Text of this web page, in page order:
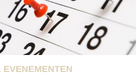
EVENEMENTEN